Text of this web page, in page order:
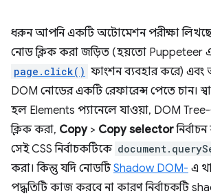
ধরুন আপনি একটি অটোমেশন পরীক্ষা
নোড ক্লিক করা জড়িত (হয়তো Puppeteer
page.click() ফাংশন ব্যবহার করে)
DOM নোডের একটি রেফারেন্স পেতে চান।
হল Elements প্যানেলে যাওয়া, DOM
ক্লিক করা, Copy> Copy selector
সেই CSS নির্বাচকটিকে
করা। কিন্তু যদি নোডটিShadow DOM- এ
পদ্ধতিটি কাজ করবে না কারণ নির্বাচকটি